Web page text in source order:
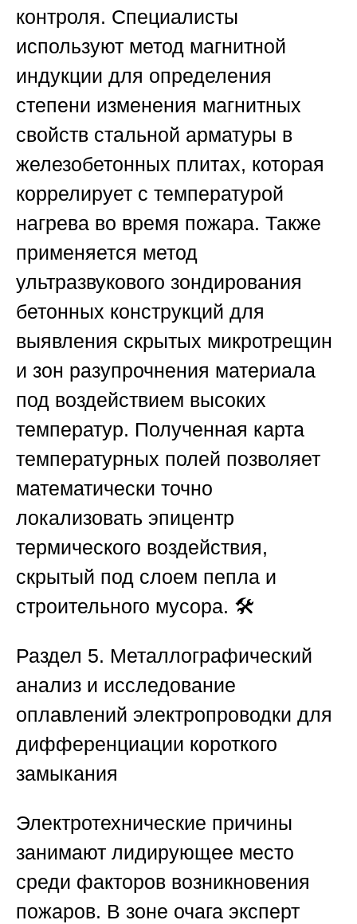
контроля. Специалисты
используют метод магнитной
индукции для определения
степени изменения магнитных
свойств стальной арматуры в
железобетонных плитах, которая
коррелирует с температурой
нагрева во время пожара. Также
применяется метод
ультразвукового зондирования
бетонных конструкций для
выявления скрытых микротрещин
и зон разупрочнения материала
под воздействием высоких
температур. Полученная карта
температурных полей позволяет
математически точно
локализовать эпицентр
термического воздействия,
скрытый под слоем пепла и
строительного мусора. 🛠️
Раздел 5. Металлографический
анализ и исследование
оплавлений электропроводки для
дифференциации короткого
замыкания
Электротехнические причины
занимают лидирующее место
среди факторов возникновения
пожаров. В зоне очага эксперт